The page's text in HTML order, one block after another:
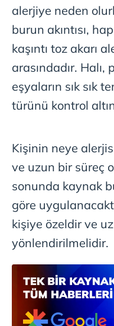
alerjiye neden
burun akıntısı,
kaşıntı toz akarı
arasındadır.
eşyaların sık sık
türünü kontrol
Kişinin neye
ve uzun bir süreç
sonunda kaynak
göre
kişiye özeldir ve
yönlendirilmelidir.